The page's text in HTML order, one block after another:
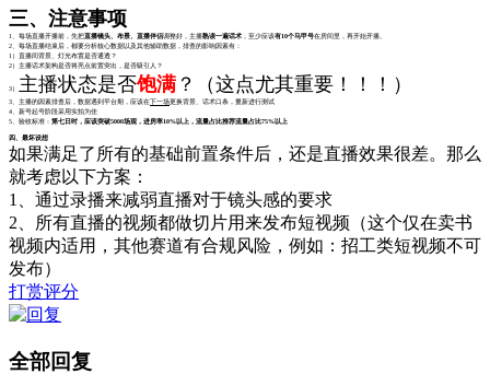
三、注意事项
1、每场直播开播前，先把直播镜头、布景、直播伴侣调整好，主播熟读一遍话术 ，至少应该有10个马甲号在房间里，再开始开播。
2、每场直播结束后，都要分析核心数据以及其他辅助数据，排查的影响因素有：
1）直播间 背景、灯光布置是否通透？
2）主播话术架构是否将亮点前置突出，是否吸引人？
3） 主播状态是否饱满 ？（这点尤其重要！！！）
3、主播的因素排查后，数据遇到平台期， 应该在 下一场更换背景、话术口条，重新进行测试
4、新号起号阶段采用实拍为佳
5、验收标准： 第七日时，应该突破5000场观， 进房率10%以上，流量占比推荐流量占比75%以上
四、最坏设想
如果满足了所有的基础前置条件后，还是直播效果很差。那么
就考虑以下方案：
1、通过录播来减弱直播对于镜头感的要求
2、所有直播的视频都做切片用来发布短视频（这个仅在卖书
视频内适用，其他赛道有合规风险，例如：招工类短视频不可
发布）
打赏评分
全部回复